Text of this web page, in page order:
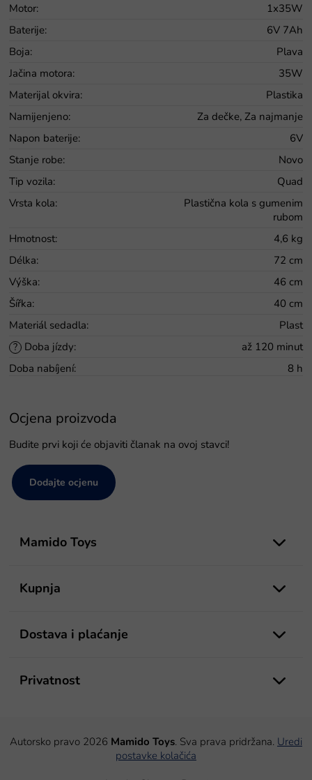
Motor:
1x35W
Baterije:
6V 7Ah
Boja:
Plava
Jačina motora:
35W
Materijal okvira:
Plastika
Namijenjeno:
Za dečke, Za najmanje
Napon baterije:
6V
Stanje robe:
Novo
Tip vozila:
Quad
Vrsta kola:
Plastična kola s gumenim
rubom
Hmotnost:
4,6 kg
Délka:
72 cm
Výška:
46 cm
Šířka:
40 cm
Materiál sedadla: Plast
? Doba jízdy:
až 120 minut
Doba nabíjení: 8 h
Ocjena proizvoda
Budite prvi koji će objaviti članak na ovoj stavci!
Dodajte ocjenu
Mamido Toys
Kupnja
Dostava i plaćanje
Privatnost
Autorsko pravo 2026 Mamido Toys. Sva prava pridržana. Uredi
postavke kolačića